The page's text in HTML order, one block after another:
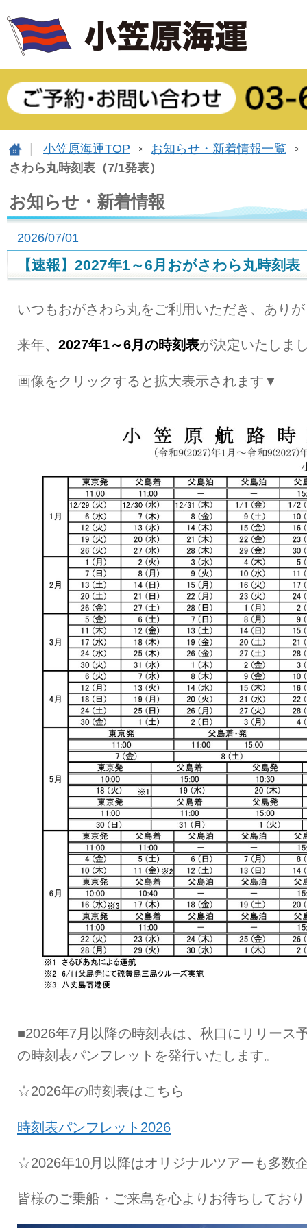
小笠原海運TOP
お知らせ・新着情報一覧
さわら丸時刻表（7/1発表）
お知らせ・新着情報
2026/07/01
【速報】2027年1～6月おがさわら丸時刻表
いつもおがさわら丸をご利用いただき、あり
来年、 2027年1～6月の時刻表が決定いたしま
画像をクリックすると拡大表示されます▼
■2026年7月以降の時刻表は、秋口にリリース
の時刻表パンフレットを発行いたします。
☆2026年の時刻表はこちら
時刻表パンフレット2026
☆2026年10月以降はオリジナルツアーも多数
皆様のご乗船・ご来島を心よりお待ちしてお